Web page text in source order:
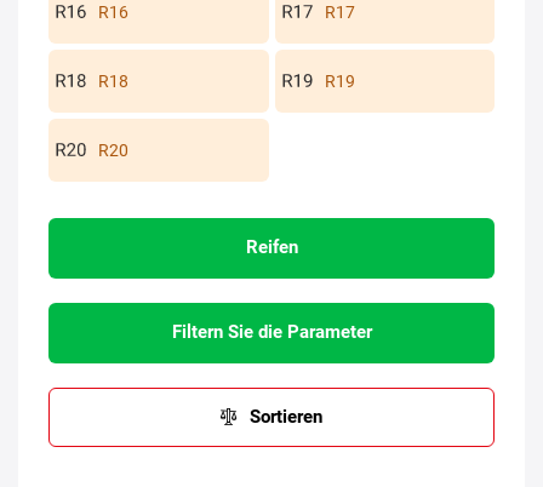
R16 R17
R18 R19
R20
Reifen
Filtern Sie die Parameter
Sortieren